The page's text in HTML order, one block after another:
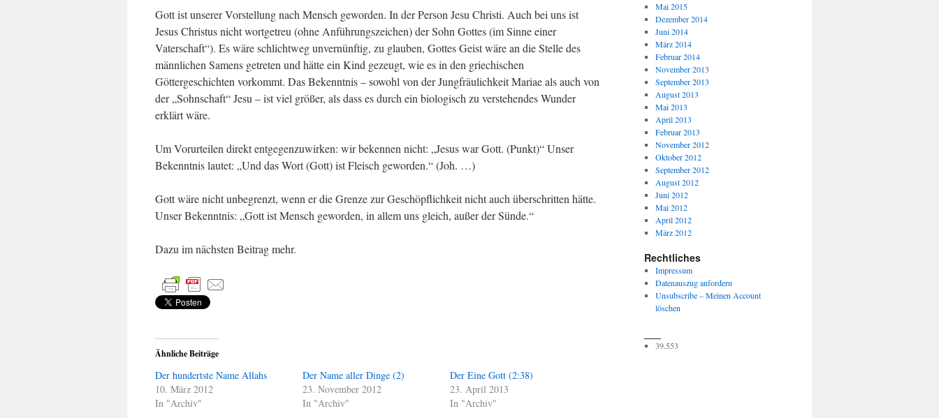
Gott ist unserer Vorstellung nach Mensch geworden. In der Person Jesu Christi. Auch bei uns ist
Jesus Christus nicht wortgetreu (ohne Anführungszeichen) der Sohn Gottes (im Sinne einer
Vaterschaft“). Es wäre schlichtweg unvernünftig, zu glauben, Gottes Geist wäre an die Stelle des
männlichen Samens getreten und hätte ein Kind gezeugt, wie es in den griechischen
Göttergeschichten vorkommt. Das Bekenntnis – sowohl von der Jungfräulichkeit Mariae als auch von
der „Sohnschaft“ Jesu – ist viel größer, als dass es durch ein biologisch zu verstehendes Wunder
erklärt wäre.
Um Vorurteilen direkt entgegenzuwirken: wir bekennen nicht: „Jesus war Gott. (Punkt)“ Unser
Bekenntnis lautet: „Und das Wort (Gott) ist Fleisch geworden.“ (Joh. …)
Gott wäre nicht unbegrenzt, wenn er die Grenze zur Geschöpflichkeit nicht auch überschritten hätte.
Unser Bekenntnis: „Gott ist Mensch geworden, in allem uns gleich, außer der Sünde.“
Dazu im nächsten Beitrag mehr.
Ähnliche Beiträge
Der hundertste Name Allahs
10. März 2012
In "Archiv"
Der Name aller Dinge (2)
23. November 2012
In "Archiv"
Der Eine Gott (2:38)
23. April 2013
In "Archiv"
Mai 2015
Dezember 2014
Juni 2014
März 2014
Februar 2014
November 2013
September 2013
August 2013
Mai 2013
April 2013
Februar 2013
November 2012
Oktober 2012
September 2012
August 2012
Juni 2012
Mai 2012
April 2012
März 2012
Rechtliches
Impressum
Datenauszug anfordern
Unsubscribe – Meinen Account
löschen
39.553